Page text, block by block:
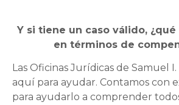
Y si tiene un caso válido,
en términos de
Las Oficinas Jurídicas de Samuel I.
aquí para ayudar. Contamos con
para ayudarlo a comprender